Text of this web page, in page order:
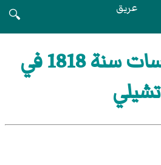
عريق
🔍
فهرس:تأسيسات سنة 1818 في
تشيلي